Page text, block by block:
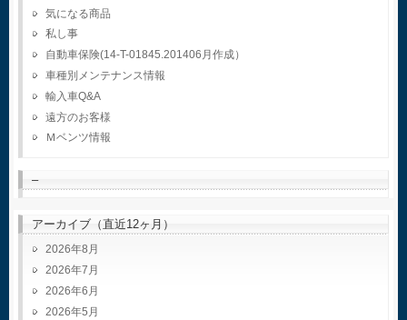
気になる商品
私し事
自動車保険(14-T-01845.201406月作成）
車種別メンテナンス情報
輸入車Q&A
遠方のお客様
Ｍベンツ情報
–
アーカイブ（直近12ヶ月）
2026年8月
2026年7月
2026年6月
2026年5月